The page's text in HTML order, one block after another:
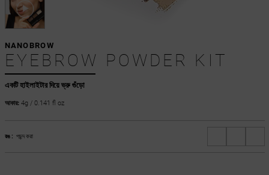
একটি হাইলাইটার দিয়ে ভ্রু গুঁড়ো
NANOBROW
EYEBROW POWDER KIT
আকার: 4g / 0.141 fl oz
রঙ : পছন্দ করা